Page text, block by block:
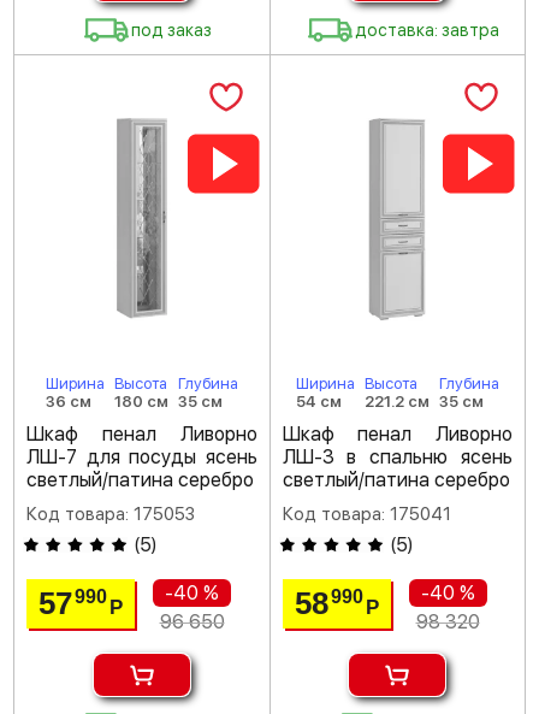
под заказ доставка: завтра
Ширина
36 см
Высота
180 см
Глубина
35 см
Шкаф пенал Ливорно
ЛШ-7 для посуды ясень
светлый/патина серебро
Код товара: 175053
(5)
57990Р
-40 %
96 650
Ширина
54 см
Высота
221.2 см
Глубина
35 см
Шкаф пенал Ливорно
ЛШ-3 в спальню ясень
светлый/патина серебро
Код товара: 175041
(5)
58990 Р
-40 %
98 320